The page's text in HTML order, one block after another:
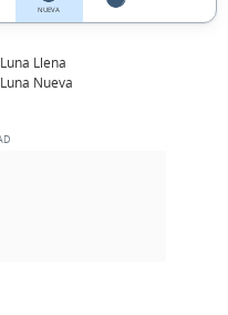
NUEVA
Luna Llena
Luna Nueva